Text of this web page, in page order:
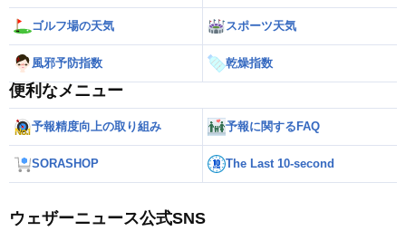
ゴルフ場の天気 スポーツ天気
風邪予防指数 乾燥指数
便利なメニュー
予報精度向上の取り組み 予報に関するFAQ
SORASHOP The Last 10-second
ウェザーニュース公式SNS